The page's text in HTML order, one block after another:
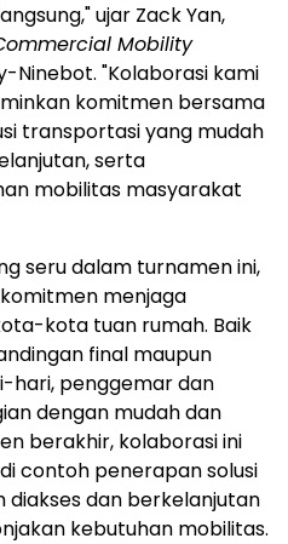
ujar Zack Yan,
Mobility
Ninebot. "Kolaborasi kami
komitmen bersama
transportasi yang mudah
serta
mobilitas masyarakat
seru dalam turnamen ini,
menjaga
kota tuan rumah. Baik
final maupun
hari, penggemar dan
dengan mudah dan
berakhir, kolaborasi ini
contoh penerapan solusi
dan berkelanjutan
kebutuhan mobilitas.